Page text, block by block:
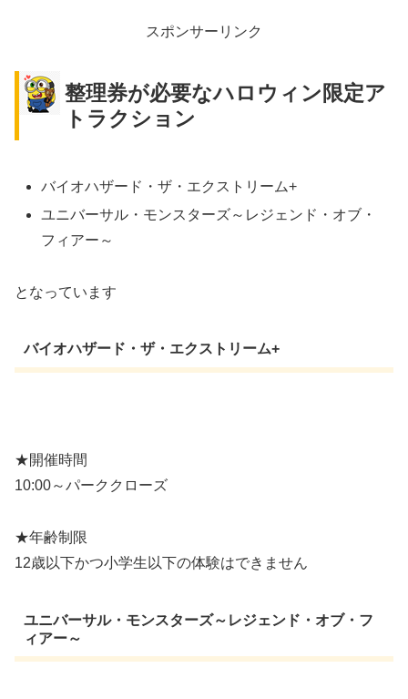
スポンサーリンク
整理券が必要なハロウィン限定ア
トラクション
バイオハザード・ザ・エクストリーム+
ユニバーサル・モンスターズ～レジェンド・オブ・
フィアー～
となっています
バイオハザード・ザ・エクストリーム+
★開催時間
10:00～パーククローズ
★年齢制限
12歳以下かつ小学生以下の体験はできません
ユニバーサル・モンスターズ～レジェンド・オブ・フ
ィアー～